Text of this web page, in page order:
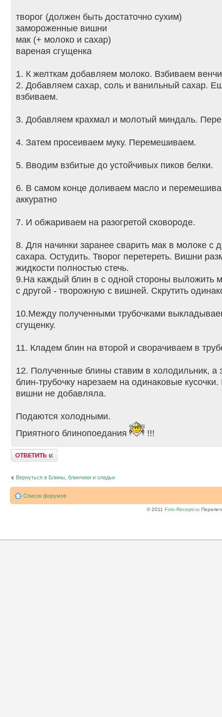
творог (должен быть достаточно сухим)
замороженные вишни
мак (+ молоко и сахар)
вареная сгущенка
1. К желткам добавляем молоко. Взбиваем
2. Добавляем сахар, соль и ванильный сахар.
взбиваем.
3. Добавляем крахмал и молотый миндаль.
4. Затем просеиваем муку. Перемешиваем.
5. Вводим взбитые до устойчивых пиков белки.
6. В самом конце доливаем масло и
аккуратно
7. И обжариваем на разогретой сковороде.
8. Для начинки заранее сварить мак в молоке с
сахара. Остудить. Творог перетереть. Вишни
жидкости полностью стечь.
9.На каждый блин в с одной стороны выложить
с другой - творожную с вишней. Скрутить
10.Между полученными трубочками
сгущенку.
11. Кладем блин на второй и сворачиваем в
12. Полученные блины ставим в холодильник, а
блин-трубочку нарезаем на одинаковые
вишни не добавляла.
Подаются холодными.
Приятного блинопоедания
!!!
Ответить
Вернуться в Блины, блинчики и оладьи
Список форумов
© 2011 Foto-Recepti.ru